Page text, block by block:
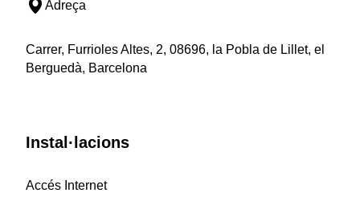
Adreça
Carrer, Furrioles Altes, 2, 08696, la Pobla de Lillet, el
Berguedà, Barcelona
Instal·lacions
Accés Internet